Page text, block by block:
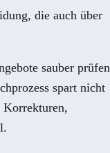
die auch über
sauber prüfen
spart nicht
Korrekturen,